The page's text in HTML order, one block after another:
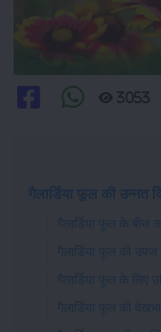
3053
गैलार्डिया फूल की उन्नत
गैलार्डिया फूल के बीज
गैलार्डिया फूल की
गैलार्डिया फूल के लिए
गैलार्डिया फूल की